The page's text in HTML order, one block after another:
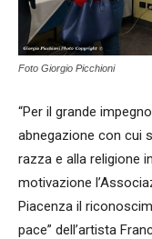
Foto Giorgio Picchioni
“Per il grande
abnegazione con cui
razza e alla religione
motivazione
Piacenza il
pace” dell’artista